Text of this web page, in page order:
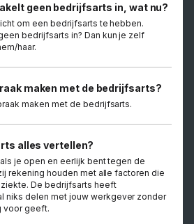
geen bedrijfsarts in, wat nu?
om een bedrijfsarts te hebben.
bedrijfsarts in? Dan kun je zelf
haar.
maken met de bedrijfsarts?
maken met de bedrijfsarts.
alles vertellen?
je open en eerlijk bent tegen de
rekening houden met alle factoren die
De bedrijfsarts heeft
niks delen met jouw werkgever zonder
voor geeft.